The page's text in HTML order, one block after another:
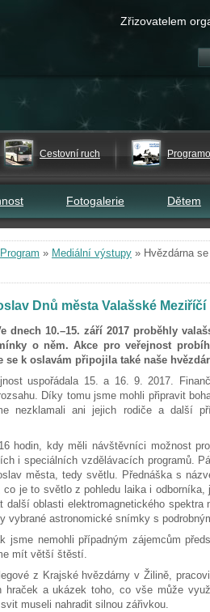
Zřizovatelem
Cestovní ruch
Fotogalerie Dětem
Program » Mediální výstupy » Hvězdárna
Dnů města Valašské Meziříčí
dnech 10.–15. září 2017 proběhly
o něm. Akce pro veřejnost
k oslavám připojila také naše
uspořádala 15. a 16. 9. 2017.
Díky tomu jsme mohli připravit
nezklamali ani jejich rodiče a další
hodin, kdy měli návštěvníci možnost
i speciálních vzdělávacích programů.
města, tedy světlu. Přednáška s
je to světlo z pohledu laika i odborníka,
oblasti elektromagnetického spektra
vybrané astronomické snímky s
jsme nemohli případným zájemcům
mít větší štěstí.
z Krajské hvězdárny v Žilině,
hraček a ukázek toho, co vše může
museli nahradit silnou zářivkou.